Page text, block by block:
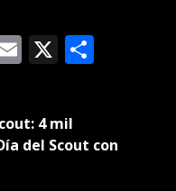
Email
X
4 mil
del Scout con